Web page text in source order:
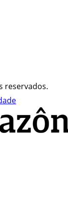
reservados.